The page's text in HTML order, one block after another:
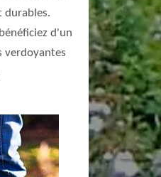
durables.
d'un
verdoyantes